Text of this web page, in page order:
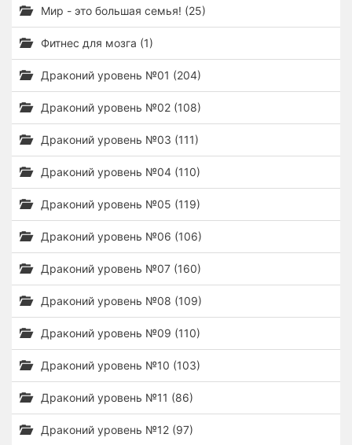
Мир - это большая семья! (25)
Фитнес для мозга (1)
Драконий уровень №01 (204)
Драконий уровень №02 (108)
Драконий уровень №03 (111)
Драконий уровень №04 (110)
Драконий уровень №05 (119)
Драконий уровень №06 (106)
Драконий уровень №07 (160)
Драконий уровень №08 (109)
Драконий уровень №09 (110)
Драконий уровень №10 (103)
Драконий уровень №11 (86)
Драконий уровень №12 (97)